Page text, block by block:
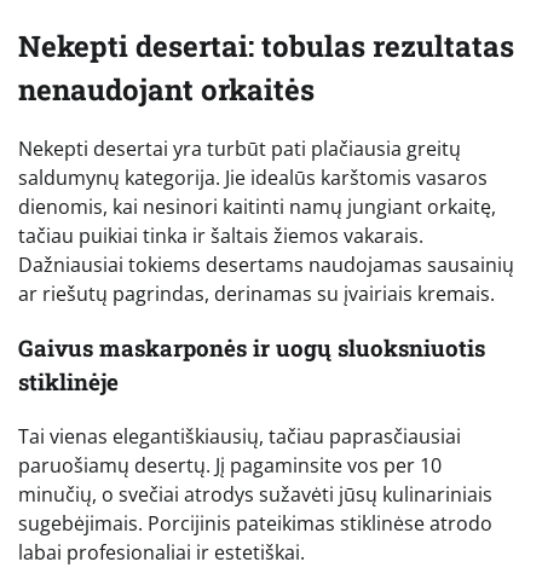
Nekepti desertai: tobulas rezultatas
nenaudojant orkaitės
Nekepti desertai yra turbūt pati plačiausia greitų
saldumynų kategorija. Jie idealūs karštomis vasaros
dienomis, kai nesinori kaitinti namų jungiant orkaitę,
tačiau puikiai tinka ir šaltais žiemos vakarais.
Dažniausiai tokiems desertams naudojamas sausainių
ar riešutų pagrindas, derinamas su įvairiais kremais.
Gaivus maskarponės ir uogų sluoksniuotis
stiklinėje
Tai vienas elegantiškiausių, tačiau paprasčiausiai
paruošiamų desertų. Jį pagaminsite vos per 10
minučių, o svečiai atrodys sužavėti jūsų kulinariniais
sugebėjimais. Porcijinis pateikimas stiklinėse atrodo
labai profesionaliai ir estetiškai.